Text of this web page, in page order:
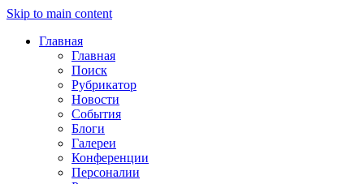
Skip to main content
Главная
Главная
Поиск
Рубрикатор
Новости
События
Блоги
Галереи
Конференции
Персоналии